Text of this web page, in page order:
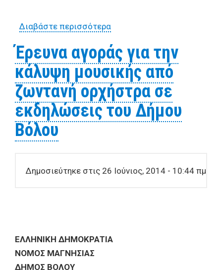
Διαβάστε περισσότεραγια Έρευνα αγοράς για
-προγραμμάτων «Cine
Μεσόγειος»
Έρευνα αγοράς για την
κάλυψη μουσικής από
ζωντανή ορχήστρα σε
εκδηλώσεις του Δήμου
Βόλου
Δημοσιεύτηκε στις 26 Ιούνιος, 2014 - 10:44 πμ
ΕΛΛΗΝΙΚΗ ΔΗΜΟΚΡΑΤΙΑ
ΝΟΜΟΣ ΜΑΓΝΗΣΙΑΣ
ΔΗΜΟΣ ΒΟΛΟΥ